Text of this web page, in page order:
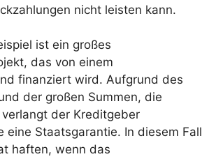
nicht leisten kann.
ist ein großes
das von einem
finanziert wird. Aufgrund des
der großen Summen, die
der Kreditgeber
eine Staatsgarantie. In diesem Fall
haften, wenn das